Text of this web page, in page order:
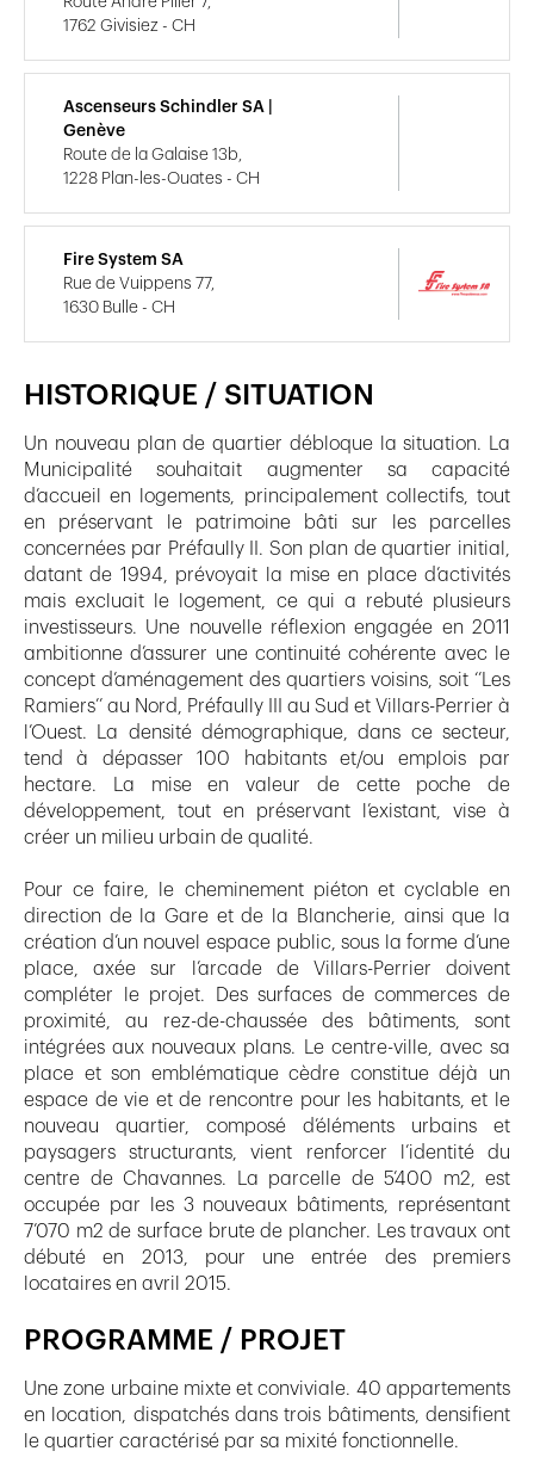
HISTORIQUE / SITUATION
Un nouveau plan de quartier débloque la situation. La
Municipalité souhaitait augmenter sa capacité
d’accueil en logements, principalement collectifs, tout
en préservant le patrimoine bâti sur les parcelles
concernées par Préfaully II. Son plan de quartier initial,
datant de 1994, prévoyait la mise en place d’activités
mais excluait le logement, ce qui a rebuté plusieurs
investisseurs. Une nouvelle réflexion engagée en 2011
ambitionne d’assurer une continuité cohérente avec le
concept d’aménagement des quartiers voisins, soit ‘’Les
Ramiers’’ au Nord, Préfaully III au Sud et Villars-Perrier à
l’Ouest. La densité démographique, dans ce secteur,
tend à dépasser 100 habitants et/ou emplois par
hectare. La mise en valeur de cette poche de
développement, tout en préservant l’existant, vise à
créer un milieu urbain de qualité.
Pour ce faire, le cheminement piéton et cyclable en
direction de la Gare et de la Blancherie, ainsi que la
création d’un nouvel espace public, sous la forme d’une
place, axée sur l’arcade de Villars-Perrier doivent
compléter le projet. Des surfaces de commerces de
proximité, au rez-de-chaussée des bâtiments, sont
intégrées aux nouveaux plans. Le centre-ville, avec sa
place et son emblématique cèdre constitue déjà un
espace de vie et de rencontre pour les habitants, et le
nouveau quartier, composé d’éléments urbains et
paysagers structurants, vient renforcer l’identité du
centre de Chavannes. La parcelle de 5’400 m2, est
occupée par les 3 nouveaux bâtiments, représentant
7’070 m2 de surface brute de plancher. Les travaux ont
débuté en 2013, pour une entrée des premiers
locataires en avril 2015.
PROGRAMME / PROJET
Une zone urbaine mixte et conviviale. 40 appartements
en location, dispatchés dans trois bâtiments, densifient
le quartier caractérisé par sa mixité fonctionnelle.
1762 Givisiez - CH
Ascenseurs Schindler SA |
Genève
Route de la Galaise 13b,
1228 Plan-les-Ouates - CH
Fire System SA
Rue de Vuippens 77,
1630 Bulle - CH